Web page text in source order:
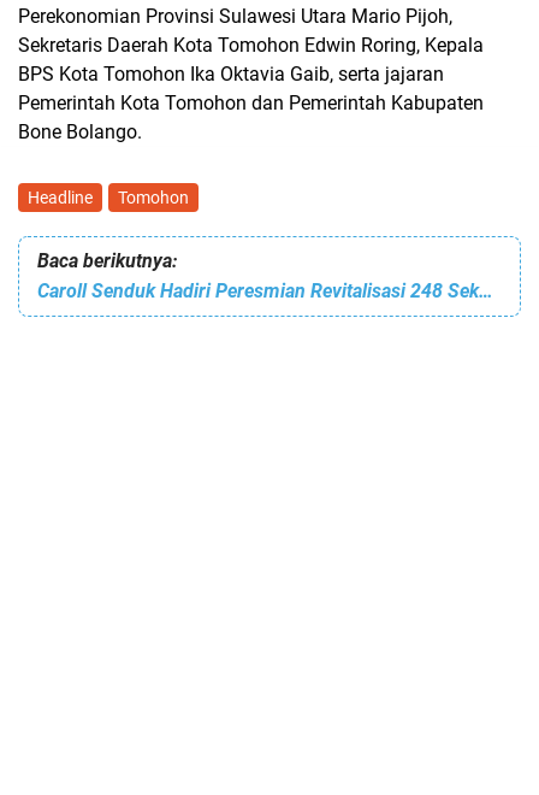
Perekonomian Provinsi Sulawesi Utara Mario Pijoh,
Sekretaris Daerah Kota Tomohon Edwin Roring, Kepala
BPS Kota Tomohon Ika Oktavia Gaib, serta jajaran
Pemerintah Kota Tomohon dan Pemerintah Kabupaten
Bone Bolango.
Headline Tomohon
Baca berikutnya:
Caroll Senduk Hadiri Peresmian Revitalisasi 248 Sekolah di Sulut, Dorong Transformasi Pendidikan Berbasis Teknologi